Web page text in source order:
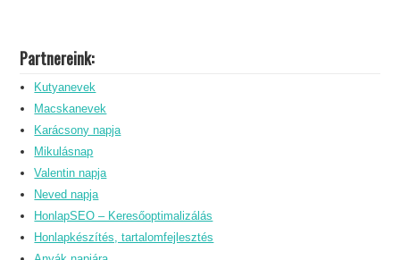
Partnereink:
Kutyanevek
Macskanevek
Karácsony napja
Mikulásnap
Valentin napja
Neved napja
HonlapSEO – Keresőoptimalizálás
Honlapkészítés, tartalomfejlesztés